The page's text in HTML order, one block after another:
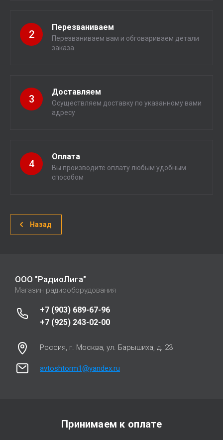
2
Перезваниваем
Перезваниваем вам и обговариваем детали
заказа
3
Доставляем
Осуществляем доставку по указанному вами
адресу
4
Оплата
Вы производите оплату любым удобным
способом
Назад
ООО "РадиоЛига"
Магазин радиооборудования
+7 (903) 689-67-96
+7 (925) 243-02-00
Россия, г. Москва, ул. Барышиха, д. 23
avtoshtorm1@yandex.ru
Принимаем к оплате